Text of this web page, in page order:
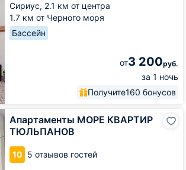
Сириус, 2.1 км от центра
1.7 км от Черного моря
Бассейн
от3 200руб.
за 1 ночь
Получите160 бонусов
Апартаменты МОРЕ КВАРТИР
ТЮЛЬПАНОВ
10 5 отзывов гостей